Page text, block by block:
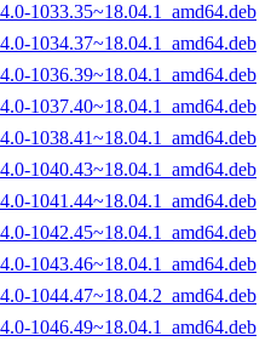
1033.35~18.04.1_amd64.deb
1034.37~18.04.1_amd64.deb
1036.39~18.04.1_amd64.deb
1037.40~18.04.1_amd64.deb
1038.41~18.04.1_amd64.deb
1040.43~18.04.1_amd64.deb
1041.44~18.04.1_amd64.deb
1042.45~18.04.1_amd64.deb
1043.46~18.04.1_amd64.deb
1044.47~18.04.2_amd64.deb
1046.49~18.04.1_amd64.deb